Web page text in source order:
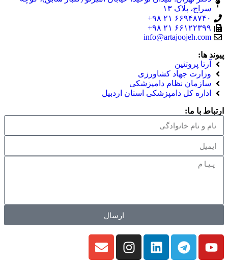
سراج، پلاک ۱۳
۶۶۹۴۸۷۴۰ ۲۱ ۹۸+
۶۶۱۲۲۳۹۹ ۲۱ ۹۸+
info@artajoojeh.com
پیوند ها:
آرتا پروتئین
وزارت جهاد کشاورزی
سازمان نظام دامپزشکی
اداره کل دامپزشکی استان اردبیل
ارتباط با ما:
ارسال